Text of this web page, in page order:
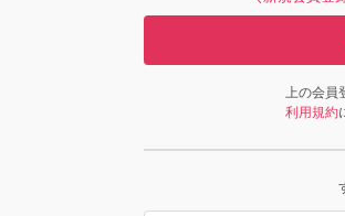
上の会員
利用規約